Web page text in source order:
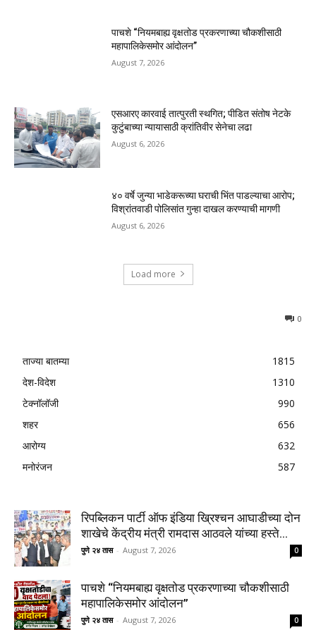
पाचशे “नियमबाह्य वृक्षतोड प्रकरणाच्या चौकशीसाठी
महापालिकेसमोर आंदोलन”
August 7, 2026
एसआरए कारवाई तात्पुरती स्थगित; पीडित संतोष नेटके
कुटुंबाच्या न्यायासाठी क्रांतिवीर सेनेचा लढा
August 6, 2026
४० वर्षे जुन्या भाडेकरूच्या घराची भिंत पाडल्याचा आरोप;
विश्रांतवाडी पोलिसांत गुन्हा दाखल करण्याची मागणी
August 6, 2026
Load more
0
ताज्या बातम्या
1815
देश-विदेश
1310
टेक्नॉलॉजी
990
शहर
656
आरोग्य
632
मनोरंजन
587
रिपब्लिकन पार्टी ऑफ इंडिया ख्रिश्चन आघाडीच्या दोन
शाखेचे केंद्रीय मंत्री रामदास आठवले यांच्या हस्ते...
पुणे २४ तास - August 7, 2026 0
पाचशे “नियमबाह्य वृक्षतोड प्रकरणाच्या चौकशीसाठी
महापालिकेसमोर आंदोलन”
पुणे २४ तास - August 7, 2026 0